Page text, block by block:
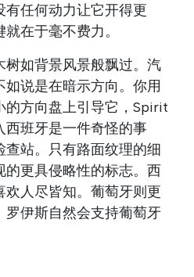
有任何动力让它开得更
在于毫不费力。
树如背景风景般飘过。汽
说是在暗示方向。你用
的方向盘上引导它，Spirit
西班牙是一件奇怪的事
站。只有路面纹理的细
的更具侵略性的标志。西
人尽皆知。葡萄牙则更
罗伊斯自然会支持葡萄牙